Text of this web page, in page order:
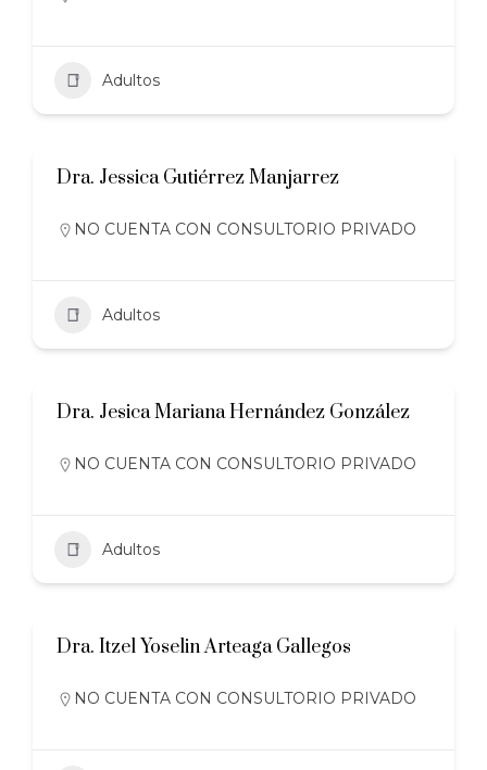
Adultos
Dra. Jessica Gutiérrez Manjarrez
NO CUENTA CON CONSULTORIO PRIVADO
Adultos
Dra. Jesica Mariana Hernández González
NO CUENTA CON CONSULTORIO PRIVADO
Adultos
Dra. Itzel Yoselin Arteaga Gallegos
NO CUENTA CON CONSULTORIO PRIVADO